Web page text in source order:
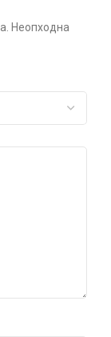
Неопходна